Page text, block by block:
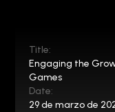
Title:
Engaging the
Games
Date:
29 de marzo de